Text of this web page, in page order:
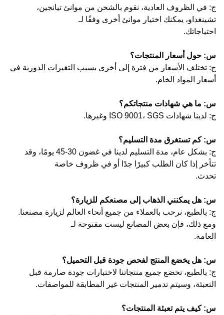
ج: في الظروف العادية، نقوم بالشحن من موانئ تيانجين،
تشينغداو، يمكنك اختيار موانئ أخرى وفقًا لـ
احتياجاتك.
س: حول أسعار المنتجات؟
ج: تختلف الأسعار من فترة إلى أخرى بسبب التغيرات الدورية في
أسعار المواد الخام.
س: ما هي شهادات منتجاتكم؟
ج: لدينا شهادات ISO 9001، SGS وغيرها.
س: كم تستغرق مدة التسليم؟
ج: بشكل عام، مدة التسليم لدينا في غضون 30-45 يومًا، وقد
تتأخر إذا كان الطلب كبيرًا جدًا أو في ظروف خاصة
تحدث.
س: هل يمكنني الذهاب إلى مصنعكم للزيارة؟
ج: بالطبع، نرحب بالعملاء من جميع أنحاء العالم لزيارة مصنعنا.
ومع ذلك، فإن بعض المصانع ليست مفتوحة لـ
العامة.
س: هل يخضع المنتج لفحص جودة قبل التحميل؟
ج: بالطبع، تخضع جميع منتجاتنا لاختبارات جودة صارمة قبل
التعبئة، وسيتم تدمير المنتجات غير المطابقة للمواصفات.
س: كيف يتم تعبئة المنتجات؟